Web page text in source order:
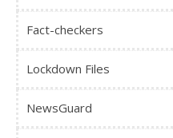
Fact-checkers
Lockdown Files
NewsGuard